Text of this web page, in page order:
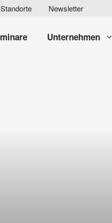
Standorte Newsletter
Unternehmen